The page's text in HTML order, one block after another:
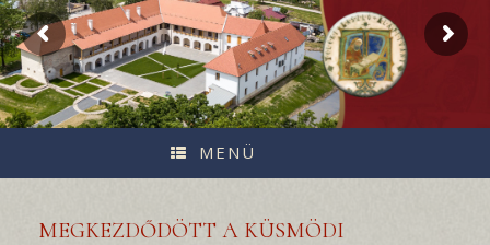
MENÜ
MEGKEZDŐDÖTT A KÜSMÖDI